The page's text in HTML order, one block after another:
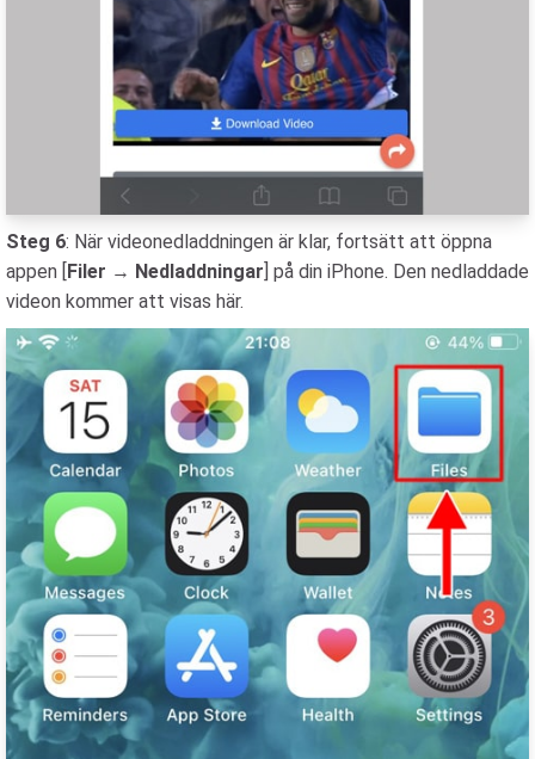
Steg 6: När videonedladdningen är klar, fortsätt att öppna
appen [Filer → Nedladdningar] på din iPhone. Den nedladdade
videon kommer att visas här.